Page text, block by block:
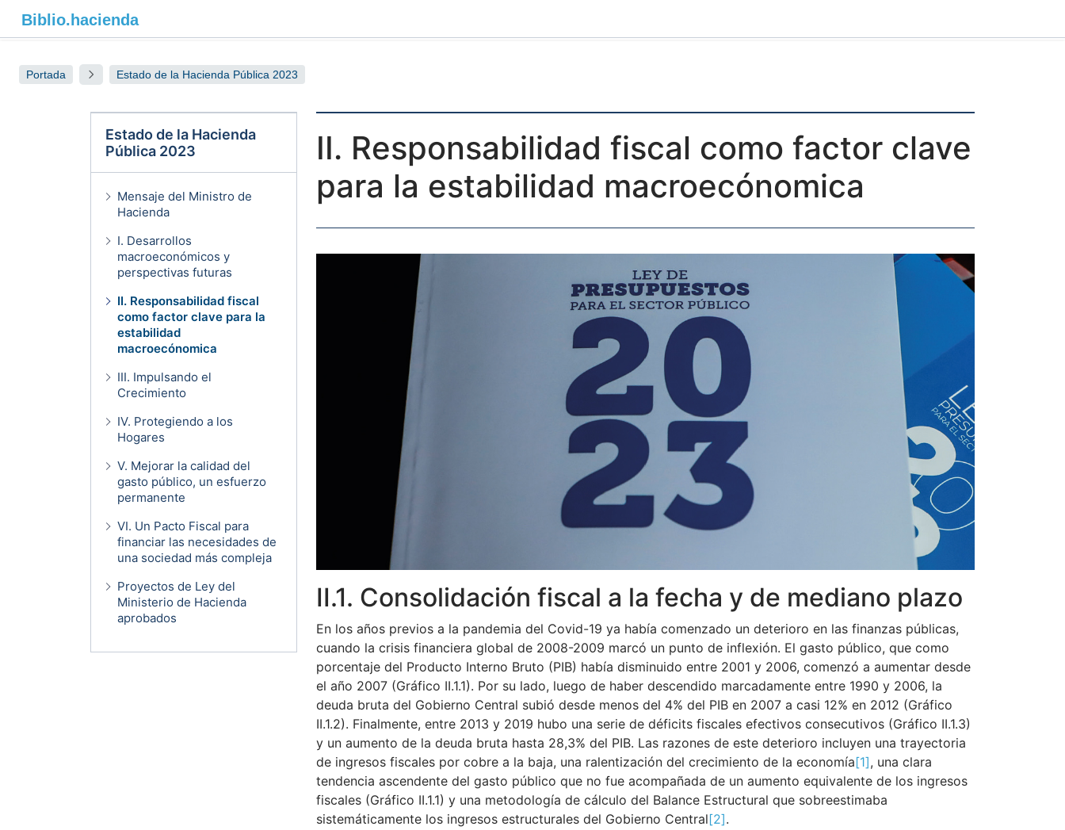
Biblio. hacienda
Portada Estado de la Hacienda Pública 2023
II. Responsabilidad fiscal como factor clave
para la estabilidad macroecónomica
II.1. Consolidación fiscal a la fecha y de mediano plazo
En los años previos a la pandemia del Covid-19 ya había comenzado un deterioro en las finanzas públicas,
cuando la crisis financiera global de 2008-2009 marcó un punto de inflexión. El gasto público, que como
porcentaje del Producto Interno Bruto (PIB) había disminuido entre 2001 y 2006, comenzó a aumentar desde
el año 2007 (Gráfico II.1.1). Por su lado, luego de haber descendido marcadamente entre 1990 y 2006, la
deuda bruta del Gobierno Central subió desde menos del 4% del PIB en 2007 a casi 12% en 2012 (Gráfico
II.1.2). Finalmente, entre 2013 y 2019 hubo una serie de déficits fiscales efectivos consecutivos (Gráfico II.1.3)
y un aumento de la deuda bruta hasta 28,3% del PIB. Las razones de este deterioro incluyen una trayectoria
de ingresos fiscales por cobre a la baja, una ralentización del crecimiento de la economía[1], una clara
tendencia ascendente del gasto público que no fue acompañada de un aumento equivalente de los ingresos
fiscales (Gráfico II.1.1) y una metodología de cálculo del Balance Estructural que sobreestimaba
sistemáticamente los ingresos estructurales del Gobierno Central[2].
Estado de la Hacienda
Pública 2023
Mensaje del Ministro de
Hacienda
I. Desarrollos
macroeconómicos y
perspectivas futuras
II. Responsabilidad fiscal
como factor clave para la
estabilidad
macroecónomica
III. Impulsando el
Crecimiento
IV. Protegiendo a los
Hogares
V. Mejorar la calidad del
gasto público, un esfuerzo
permanente
VI. Un Pacto Fiscal para
financiar las necesidades de
una sociedad más compleja
Proyectos de Ley del
Ministerio de Hacienda
aprobados